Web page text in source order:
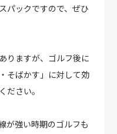
パックですので、ぜひ
りますが、ゴルフ後に
そばかす」に対して効
ださい。
が強い時期のゴルフも